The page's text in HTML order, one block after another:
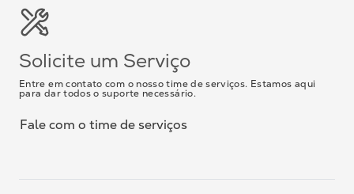
Solicite um Serviço
Entre em contato com o nosso time de serviços. Estamos aqui
para dar todos o suporte necessário.
Fale com o time de serviços